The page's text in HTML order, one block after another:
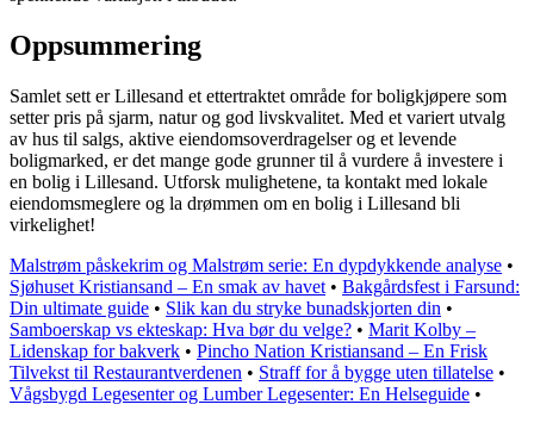
Oppsummering
Samlet sett er Lillesand et ettertraktet område for boligkjøpere som
setter pris på sjarm, natur og god livskvalitet. Med et variert utvalg
av hus til salgs, aktive eiendomsoverdragelser og et levende
boligmarked, er det mange gode grunner til å vurdere å investere i
en bolig i Lillesand. Utforsk mulighetene, ta kontakt med lokale
eiendomsmeglere og la drømmen om en bolig i Lillesand bli
virkelighet!
Malstrøm påskekrim og Malstrøm serie: En dypdykkende analyse •
Sjøhuset Kristiansand – En smak av havet • Bakgårdsfest i Farsund:
Din ultimate guide • Slik kan du stryke bunadskjorten din •
Samboerskap vs ekteskap: Hva bør du velge? • Marit Kolby –
Lidenskap for bakverk • Pincho Nation Kristiansand – En Frisk
Tilvekst til Restaurantverdenen • Straff for å bygge uten tillatelse •
Vågsbygd Legesenter og Lumber Legesenter: En Helseguide •